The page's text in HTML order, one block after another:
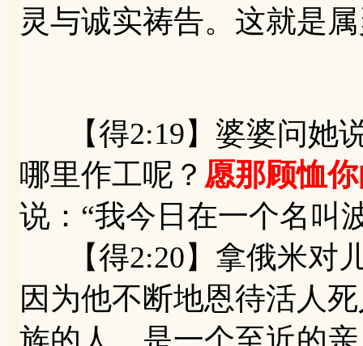
灵与诚实祷告。这就是
【得2:19】婆婆问她
哪里作工呢？ 愿那顾恤
说：“我今日在一个名叫
【得2:20】拿俄米对
因为他不断地恩待活人